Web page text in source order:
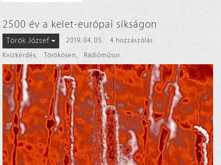
2500 év a kelet-európai síkságon
Török József 2019. 04. 05.
4 hozzászólás
Kvízkérdés, Törökösen, Rádióműsor